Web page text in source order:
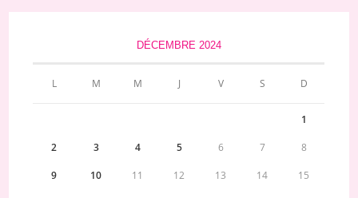
DÉCEMBRE 2024
L M M J V S D
1
2 3 4 5 6 7 8
9 10 11 12 13 14 15